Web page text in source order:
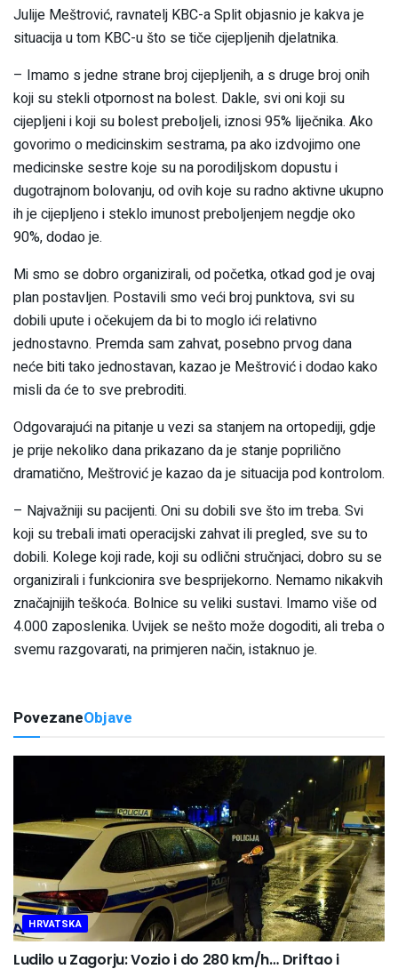
Julije Meštrović, ravnatelj KBC-a Split objasnio je kakva je
situacija u tom KBC-u što se tiče cijepljenih djelatnika.
– Imamo s jedne strane broj cijepljenih, a s druge broj onih
koji su stekli otpornost na bolest. Dakle, svi oni koji su
cijepljeni i koji su bolest preboljeli, iznosi 95% liječnika. Ako
govorimo o medicinskim sestrama, pa ako izdvojimo one
medicinske sestre koje su na porodiljskom dopustu i
dugotrajnom bolovanju, od ovih koje su radno aktivne ukupno
ih je cijepljeno i steklo imunost preboljenjem negdje oko
90%, dodao je.
Mi smo se dobro organizirali, od početka, otkad god je ovaj
plan postavljen. Postavili smo veći broj punktova, svi su
dobili upute i očekujem da bi to moglo ići relativno
jednostavno. Premda sam zahvat, posebno prvog dana
neće biti tako jednostavan, kazao je Meštrović i dodao kako
misli da će to sve prebroditi.
Odgovarajući na pitanje u vezi sa stanjem na ortopediji, gdje
je prije nekoliko dana prikazano da je stanje poprilično
dramatično, Meštrović je kazao da je situacija pod kontrolom.
– Najvažniji su pacijenti. Oni su dobili sve što im treba. Svi
koji su trebali imati operacijski zahvat ili pregled, sve su to
dobili. Kolege koji rade, koji su odlični stručnjaci, dobro su se
organizirali i funkcionira sve besprijekorno. Nemamo nikakvih
značajnijih teškoća. Bolnice su veliki sustavi. Imamo više od
4.000 zaposlenika. Uvijek se nešto može dogoditi, ali treba o
svemu razgovarati, na primjeren način, istaknuo je.
PovezaneObjave
HRVATSKA
Ludilo u Zagorju: Vozio i do 280 km/h… Driftao i